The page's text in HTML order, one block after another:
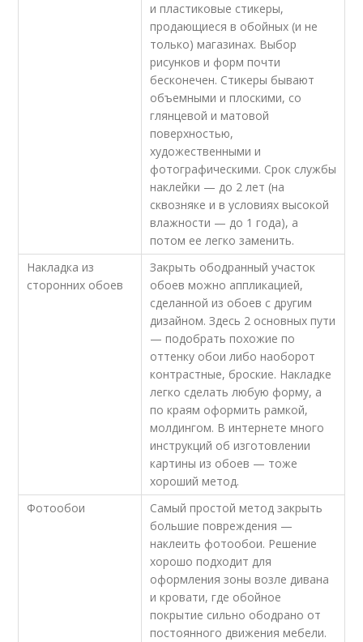
и пластиковые стикеры,
продающиеся в обойных (и не
только) магазинах. Выбор
рисунков и форм почти
бесконечен. Стикеры бывают
объемными и плоскими, со
глянцевой и матовой
поверхностью,
художественными и
фотографическими. Срок службы
наклейки — до 2 лет (на
сквозняке и в условиях высокой
влажности — до 1 года), а
потом ее легко заменить.
Накладка из
сторонних обоев
Закрыть ободранный участок
обоев можно аппликацией,
сделанной из обоев с другим
дизайном. Здесь 2 основных пути
— подобрать похожие по
оттенку обои либо наоборот
контрастные, броские. Накладке
легко сделать любую форму, а
по краям оформить рамкой,
молдингом. В интернете много
инструкций об изготовлении
картины из обоев — тоже
хороший метод.
Фотообои
Самый простой метод закрыть
большие повреждения —
наклеить фотообои. Решение
хорошо подходит для
оформления зоны возле дивана
и кровати, где обойное
покрытие сильно ободрано от
постоянного движения мебели.